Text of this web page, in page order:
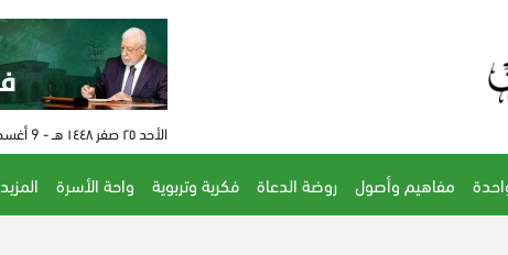
الأحد ٢٥ صفر ١٤٤٨ هـ - 9 أغسطس 2026 م - الساعة 11:02 م
مفاهيم وأصول روضة الدعاة فكرية وتربوية واحة الأسرة
المزيد